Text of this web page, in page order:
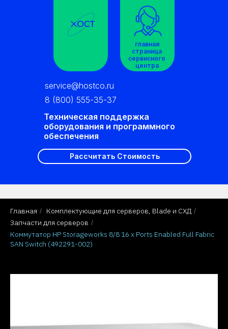
Рассчитать Стоимость
Техническая поддержка
оборудования и программного
обеспечения
service@hostco.ru
главная
страница
сервисного
центра
8 (800) 555-35-37
Главная / Комплектующие для серверов, Blade и СХД /
Запчасти для серверов /
Коммутатор HP Storageworks 8/8 16 x Ports Enabled Full Fabric
SAN Switch (492291-002)